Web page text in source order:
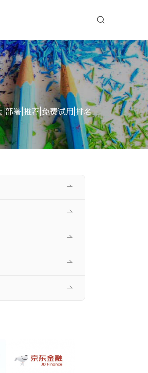
|部署|推荐|免费试用|排名